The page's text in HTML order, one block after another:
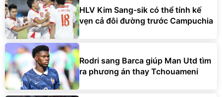
HLV Kim Sang-sik có thể tính kế
vẹn cả đôi đường trước Campuchia
Rodri sang Barca giúp Man Utd tìm
ra phương án thay Tchouameni